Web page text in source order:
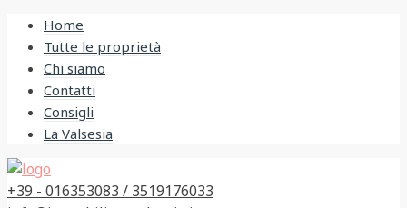
Home
Tutte le proprietà
Chi siamo
Contatti
Consigli
La Valsesia
+39 - 016353083 / 3519176033